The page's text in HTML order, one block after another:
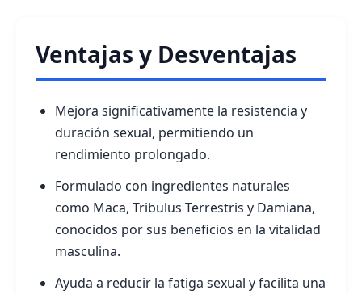
Ventajas y Desventajas
Mejora significativamente la resistencia y
duración sexual, permitiendo un
rendimiento prolongado.
Formulado con ingredientes naturales
como Maca, Tribulus Terrestris y Damiana,
conocidos por sus beneficios en la vitalidad
masculina.
Ayuda a reducir la fatiga sexual y facilita una